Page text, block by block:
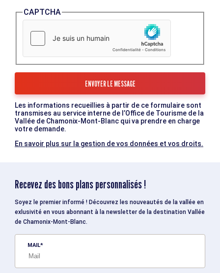
CAPTCHA
Les informations recueillies à partir de ce formulaire sont
transmises au service interne de l’Office de Tourisme de la
Vallée de Chamonix-Mont-Blanc qui va prendre en charge
votre demande.
En savoir plus sur la gestion de vos données et vos droits.
Recevez des bons plans personnalisés !
Soyez le premier informé ! Découvrez les nouveautés de la vallée en
exlusivité en vous abonnant à la newsletter de la destination Vallée
de Chamonix-Mont-Blanc.
MAIL